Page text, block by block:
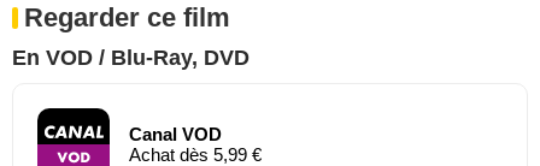
Regarder ce film
En VOD / Blu-Ray, DVD
Canal VOD
Achat dès 5,99 €